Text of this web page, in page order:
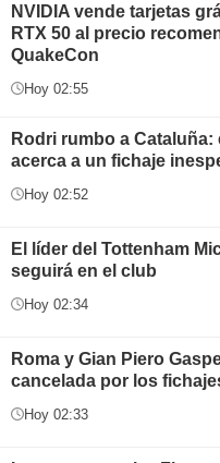
NVIDIA vende tarjetas
RTX 50 al precio
QuakeCon
Hoy 02:55
Rodri rumbo a Cataluña:
acerca a un fichaje
Hoy 02:52
El líder del Tottenham
seguirá en el club
Hoy 02:34
Roma y Gian Piero
cancelada por los
Hoy 02:33